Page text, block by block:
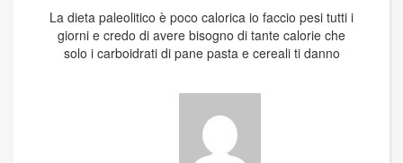
La dieta paleolitico è poco calorica io faccio pesi tutti i
giorni e credo di avere bisogno di tante calorie che
solo i carboidrati di pane pasta e cereali ti danno